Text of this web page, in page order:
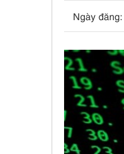
Ngày đăng: